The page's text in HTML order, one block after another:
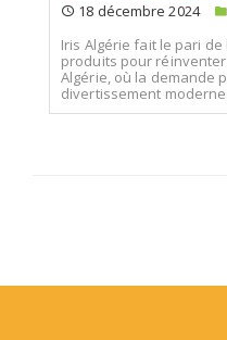
18 décembre 2024
Iris Algérie fait le pari de
produits pour
Algérie, où la demande
divertissement